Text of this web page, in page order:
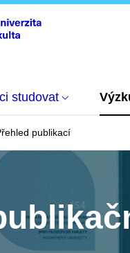
studovat
publikací